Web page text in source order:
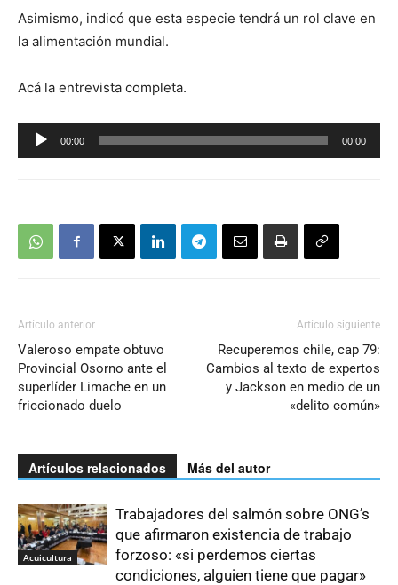
Asimismo, indicó que esta especie tendrá un rol clave en
la alimentación mundial.
Acá la entrevista completa.
Reproductor
de
00:00 00:00
Artículo anterior
Valeroso empate obtuvo
Provincial Osorno ante el
superlíder Limache en un
friccionado duelo
Artículo siguiente
Recuperemos chile, cap 79:
Cambios al texto de expertos
y Jackson en medio de un
«delito común»
Artículos relacionados Más del autor
Acuicultura
Trabajadores del salmón sobre ONG’s
que afirmaron existencia de trabajo
forzoso: «si perdemos ciertas
condiciones, alguien tiene que pagar»